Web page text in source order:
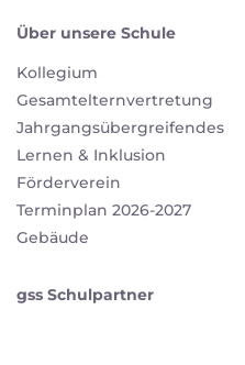
Über unsere Schule
Kollegium
Gesamtelternvertretung
Jahrgangsübergreifendes
Lernen & Inklusion
Förderverein
Terminplan 2026-2027
Gebäude
gss Schulpartner